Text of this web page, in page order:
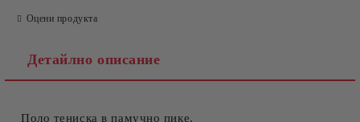
Съгласен съм сПолитиката за лични данни
Оцени продукта
Детайлно описание
Поло тениска в памучно пике.